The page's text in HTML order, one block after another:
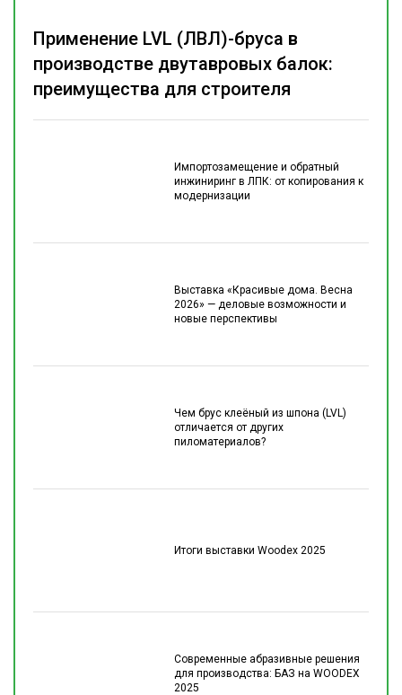
Импортозамещение и обратный
инжиниринг в ЛПК: от копирования к
модернизации
Выставка «Красивые дома. Весна
2026» — деловые возможности и
новые перспективы
Чем брус клеёный из шпона (LVL)
отличается от других
пиломатериалов?
Итоги выставки Woodex 2025
Современные абразивные решения
для производства: БАЗ на WOODEX
2025
Применение LVL (ЛВЛ)-бруса в
производстве двутавровых балок:
преимущества для строителя